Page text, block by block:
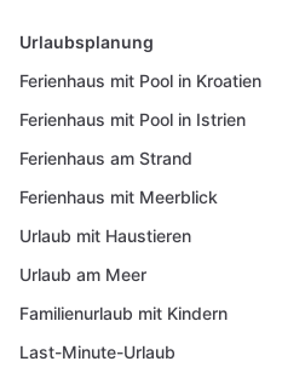
Urlaubsplanung
Ferienhaus mit Pool in Kroatien
Ferienhaus mit Pool in Istrien
Ferienhaus am Strand
Ferienhaus mit Meerblick
Urlaub mit Haustieren
Urlaub am Meer
Familienurlaub mit Kindern
Last-Minute-Urlaub